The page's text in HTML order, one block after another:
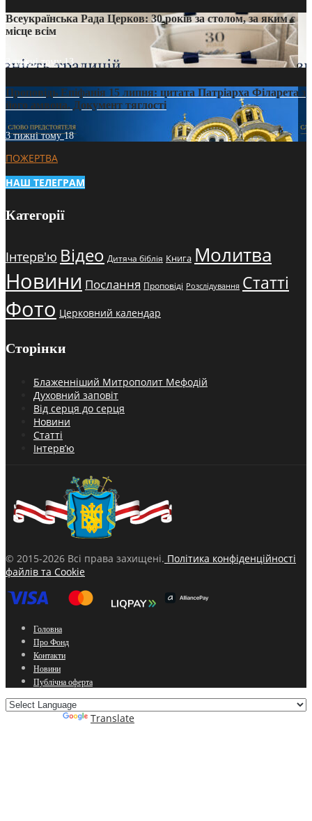
Всеукраїнська Рада Церков: 30 років за столом, за яким є
місце всім
3 тижні тому13
Проповідь Епіфанія 15 липня: цитата Патріарха Філарета з
його амвона. Документ тяглості
3 тижні тому18
ПОЖЕРТВА
НАШ ТЕЛЕГРАМ
Категорії
Інтерв'ю Відео Дитяча біблія Книга Молитва
Новини Послання Проповіді Розслідування Статті
Фото Церковний календар
Сторінки
Блаженніший Митрополит Мефодій
Духовний заповіт
Від серця до серця
Новини
Статті
Інтерв’ю
© 2015-2026 Всі права захищені. Політика конфіденційності
файлів та Cookie
Головна
Про Фонд
Контакти
Новини
Публічна оферта
Translate